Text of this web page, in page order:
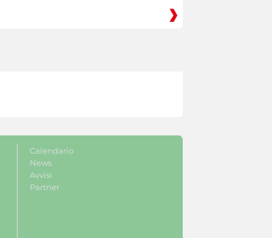
Calendario
News
Avvisi
Partner